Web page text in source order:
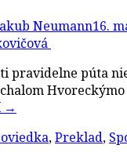
Neumann16.
pravidelne púta
→
,Preklad,